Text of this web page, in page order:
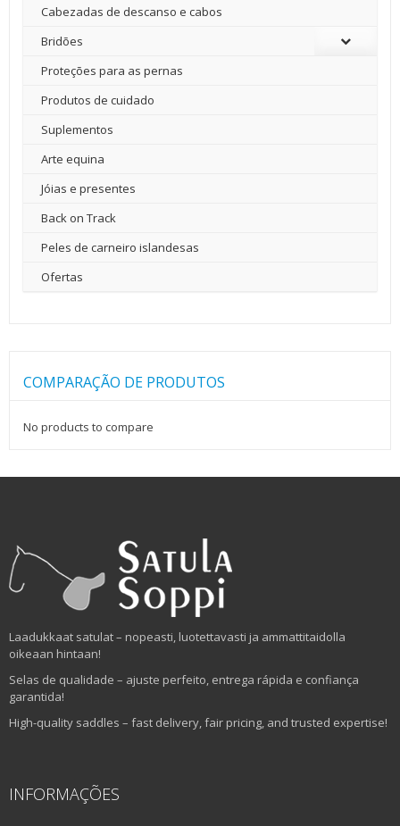
Cabezadas de descanso e cabos
Bridões
Proteções para as pernas
Produtos de cuidado
Suplementos
Arte equina
Jóias e presentes
Back on Track
Peles de carneiro islandesas
Ofertas
COMPARAÇÃO DE PRODUTOS
No products to compare
Laadukkaat satulat – nopeasti, luotettavasti ja ammattitaidolla
oikeaan hintaan!
Selas de qualidade – ajuste perfeito, entrega rápida e confiança
garantida!
High-quality saddles – fast delivery, fair pricing, and trusted expertise!
INFORMAÇÕES